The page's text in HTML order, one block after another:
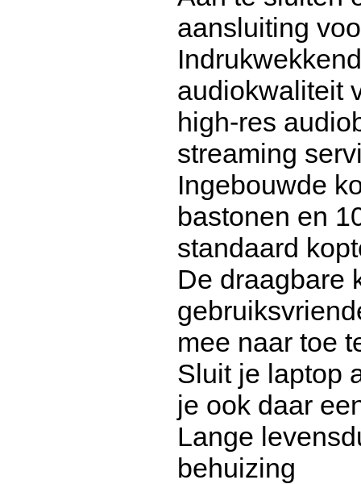
aansluiting
audiokwaliteit
high-res
streaming
Ingebouwde
bastonen en
standaard
De draagbare
mee naar toe
Sluit je laptop
je ook daar
Lange
behuizing